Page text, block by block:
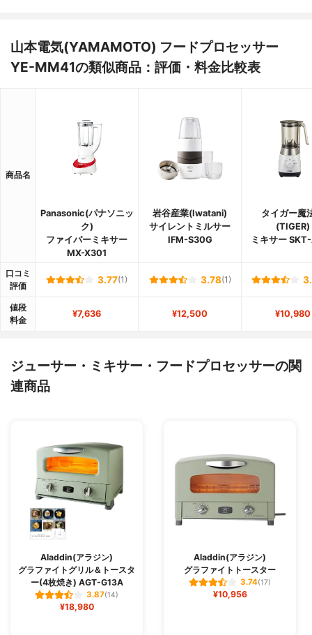
山本電気(YAMAMOTO) フードプロセッサー
YE-MM41の類似商品：評価・料金比較表
商品名
Panasonic(パナソニッ
ク)
ファイバーミキサー
MX-X301
岩谷産業(Iwatani)
サイレントミルサー
IFM-S30G
タイガー魔
(TIGER)
ミキサー
口コミ
評価
3.77(1) 3.78(1)
値段
料金
¥7,636 ¥12,500 ¥10,980
ジューサー・ミキサー・フードプロセッサーの関
連商品
Aladdin(アラジン)
グラファイトグリル＆トースタ
ー(4枚焼き) AGT-G13A
3.87(14)
¥18,980
Aladdin(アラジン)
グラファイトトースター
3.74(17)
¥10,956